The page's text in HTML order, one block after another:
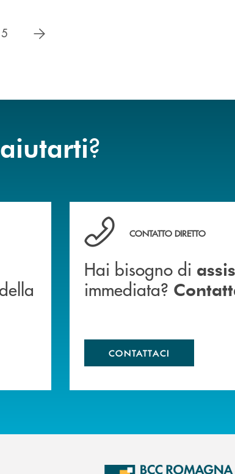
5 successivo
aiutarti?
della banca. Hai bisogno di assistenza
CONTATTO DIRETTO
Hai bisogno di
immediata?
CONTATTACI